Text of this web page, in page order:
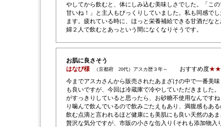
やしてから飲むと、体にしみ込む美味しさでした。「こ
甘いね！」と主人もびっくりしていました。私も同感で
ます。疲れている時に、ほっと栄養補給できる甘酒だな
婦２人で飲むとあっという間になくなりそうです。
お肌に良さそう
はなび様
（京都府 20代）アスカ歴３年～ おすすめ度
今までアスカさんから販売されたあまざけの中で一番美
も良いですが、今回は冷蔵庫で冷やしていただきました
がすっきりしていると思ったら、お砂糖不使用なんです
り噛んで飲んでいるので飲みごたえもあり、満腹感もあ
飲む点滴と言われるほど健康にも美肌にも良い天然のあ
贅沢な気分ですが、市販の小さな缶入り(それも添加物入